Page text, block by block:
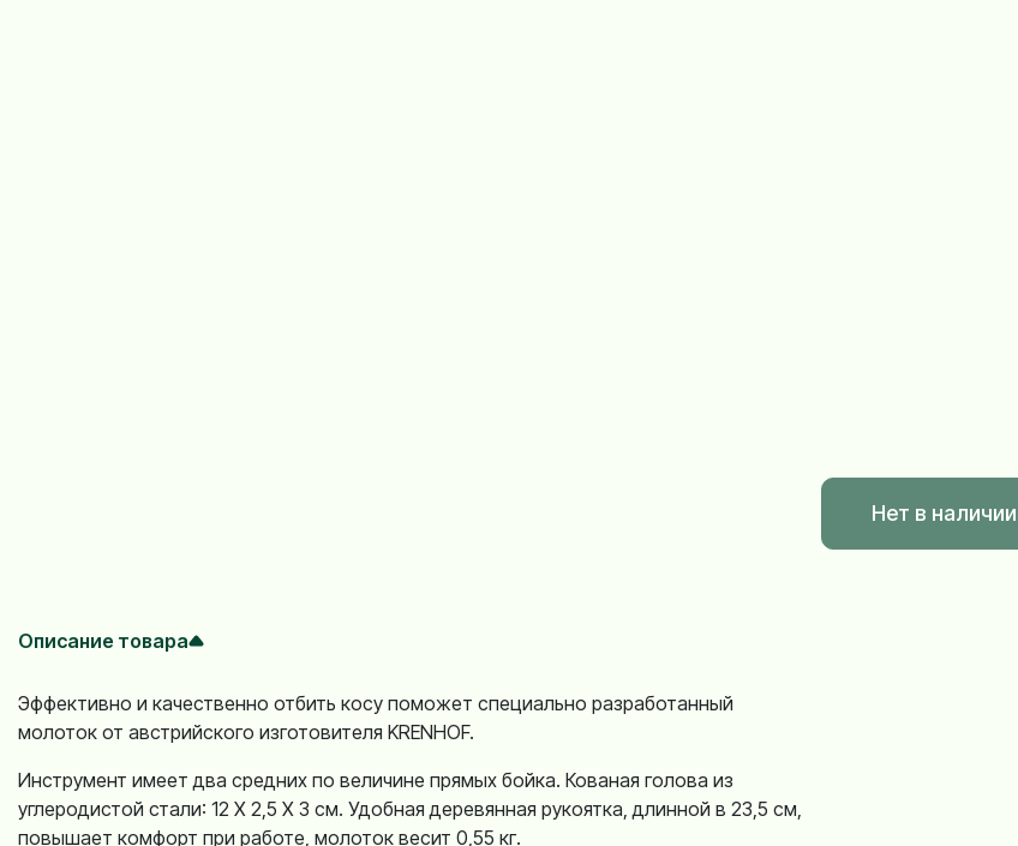
Нет в наличии
Описание товара
Эффективно и качественно отбить косу поможет специально разработанный
молоток от австрийского изготовителя KRENHOF.
Инструмент имеет два средних по величине прямых бойка. Кованая голова из
углеродистой стали: 12 Х 2,5 Х 3 см. Удобная деревянная рукоятка, длинной в 23,5 см,
повышает комфорт при работе, молоток весит 0,55 кг.